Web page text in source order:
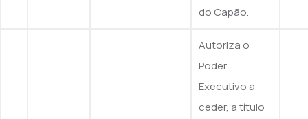
do Capão.
Autoriza o
Poder
Executivo a
ceder, a título